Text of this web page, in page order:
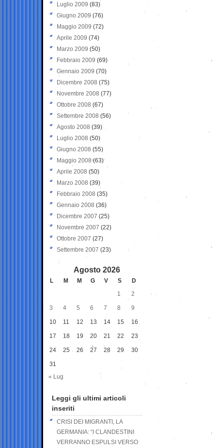
Luglio 2009 (83)
Giugno 2009 (76)
Maggio 2009 (72)
Aprile 2009 (74)
Marzo 2009 (50)
Febbraio 2009 (69)
Gennaio 2009 (70)
Dicembre 2008 (75)
Novembre 2008 (77)
Ottobre 2008 (67)
Settembre 2008 (56)
Agosto 2008 (39)
Luglio 2008 (50)
Giugno 2008 (55)
Maggio 2008(63)
Aprile 2008 (50)
Marzo 2008 (39)
Febbraio 2008 (35)
Gennaio 2008 (36)
Dicembre 2007 (25)
Novembre 2007 (22)
Ottobre 2007 (27)
Settembre 2007 (23)
Agosto 2026
L M M G V S
D
1
2
3 4 5 6 7 8 9
10 11 12 13 14 15 16
17 18 19 20 21 22 23
24 25 26 27 28 29 30
31
« Lug
Leggi gli ultimi articoli
inseriti
CRISI DEI MIGRANTI, LA
GERMANIA: “I CLANDESTINI
VERRANNO ESPULSI VERSO